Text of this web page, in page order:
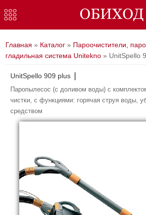
Вы здесь
Главная » Каталог » Пароочистители,
гладильная система Unitekno » UnitSpello
UnitSpello 909 plus
Паропылесос (с доливом воды) с
чистки, с функциями: горячая струя воды,
средством